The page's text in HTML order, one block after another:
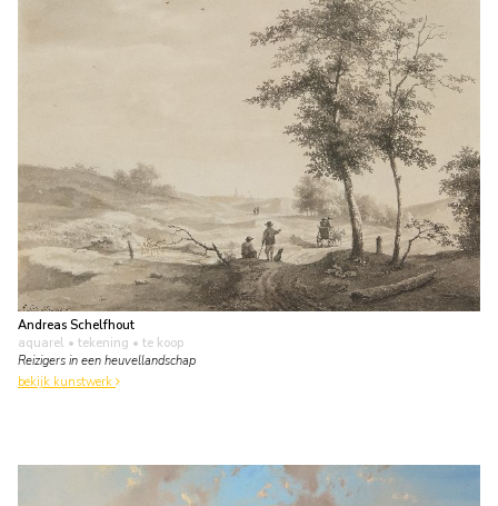
Andreas Schelfhout
aquarel • tekening • te koop
Reizigers in een heuvellandschap
bekijk kunstwerk